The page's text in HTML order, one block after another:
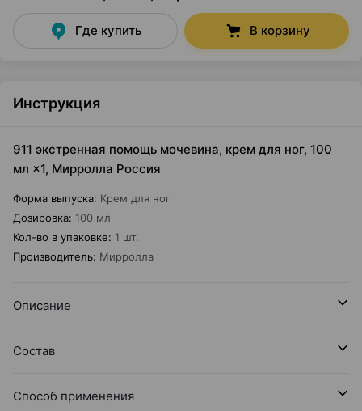
Где купить В корзину
Инструкция
911 экстренная помощь мочевина, крем для ног, 100
мл ×1, Мирролла Россия
Форма выпуска: Крем для ног
Дозировка: 100 мл
Кол-во в упаковке: 1 шт.
Производитель: Мирролла
Описание
Состав
Способ применения